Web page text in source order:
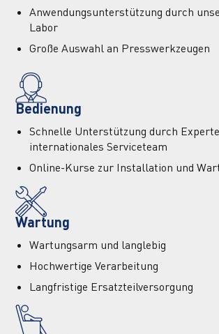
Anwendungsunterstützung durch
Labor
Große Auswahl an Presswerkzeugen
Bedienung
Schnelle Unterstützung durch
internationales Serviceteam
Online-Kurse zur Installation und
Wartung
Wartungsarm und langlebig
Hochwertige Verarbeitung
Langfristige Ersatzteilversorgung